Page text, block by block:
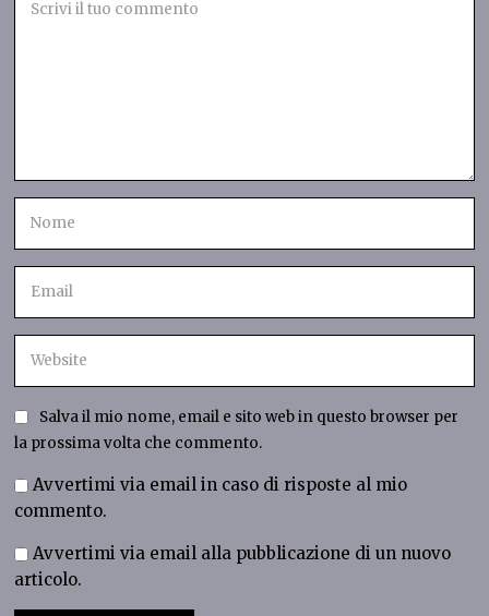
Salva il mio nome, email e sito web in questo browser per
la prossima volta che commento.
Avvertimi via email in caso di risposte al mio
commento.
Avvertimi via email alla pubblicazione di un nuovo
articolo.